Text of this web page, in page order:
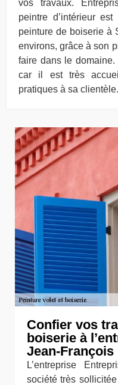
vos travaux.
peintre d’intérieur
peinture de boiserie à
environs, grâce à son
faire dans le
car il est très
pratiques à sa clientèle.
Confier vos
boiserie à
Jean-François
L’entreprise
société très